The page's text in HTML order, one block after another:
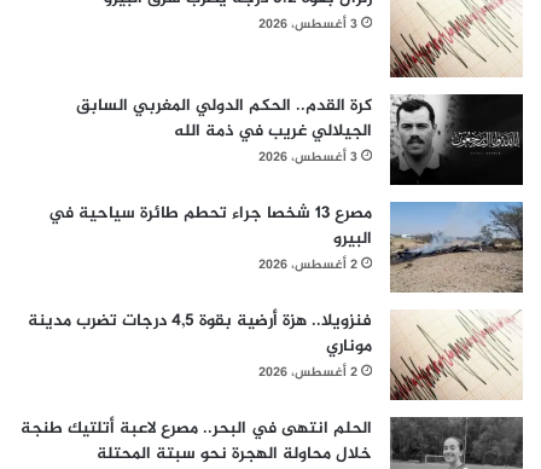
3 أغسطس، 2026
كرة القدم.. الحكم الدولي المغربي السابق
الجيلالي غريب في ذمة الله
3 أغسطس، 2026
مصرع 13 شخصا جراء تحطم طائرة سياحية في
البيرو
2 أغسطس، 2026
فنزويلا.. هزة أرضية بقوة 4,5 درجات تضرب مدينة
موناري
2 أغسطس، 2026
الحلم انتهى في البحر.. مصرع لاعبة أتلتيك طنجة
خلال محاولة الهجرة نحو سبتة المحتلة